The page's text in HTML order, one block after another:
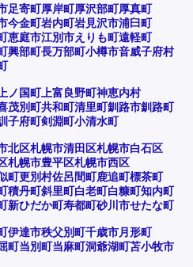
足寄町厚岸町厚沢部町厚真町
今金町岩内町岩見沢市浦臼町
恵庭市江別市えりも町遠軽町
興部町長万部町小樽市音威子府村
ノ国町上富良野町神恵内村
茂別町共和町清里町釧路市釧路町
子府町剣淵町小清水町
北区札幌市清田区札幌市白石区
札幌市豊平区札幌市西区
町更別村佐呂間町鹿追町標茶町
積丹町斜里町白老町白糠町知内町
新ひだか町寿都町砂川市せたな町
伊達市秩父別町千歳市月形町
町当別町当麻町洞爺湖町苫小牧市